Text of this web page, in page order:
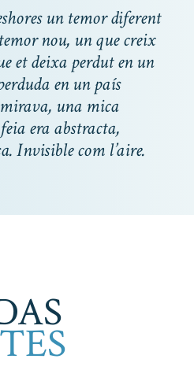
un temor diferent
nou, un que creix
et deixa perdut en un
en un país
una mica
era abstracta,
Invisible com l’aire.